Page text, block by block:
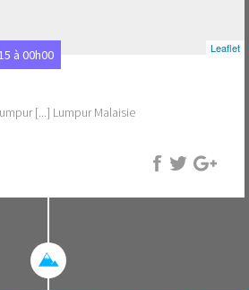
Leaflet
à 00h00
[...] Lumpur Malaisie